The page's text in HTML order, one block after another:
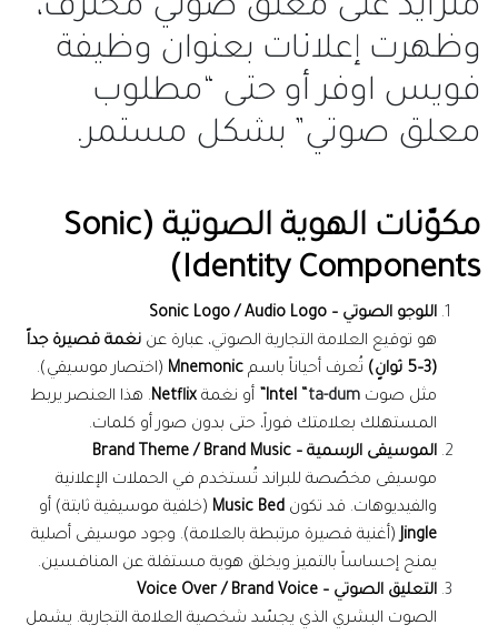
متزايد على معلق صوتي محترف،
وظهرت إعلانات بعنوان وظيفة
فويس اوفر أو حتى “مطلوب
معلق صوتي” بشكل مستمر.
مكوّنات الهوية الصوتية (Sonic
Identity Components)
اللوجو الصوتي – Sonic Logo / Audio Logo
هو توقيع العلامة التجارية الصوتي، عبارة عن نغمة قصيرة جداً
(3–5 ثوانٍ)
تُعرف أحياناً باسم Mnemonic (اختصار موسيقي).
مثل صوت
Intel “ ta-dum أو نغمة Netflix. هذا العنصر يربط
المستهلك بعلامتك فوراً، حتى بدون صور أو كلمات.
الموسيقى الرسمية – Brand Theme / Brand Music
موسيقى مخصّصة للبراند تُستخدم في الحملات الإعلانية
والفيديوهات. قد تكون Music Bed (خلفية موسيقية ثابتة) أو
Jingle(أغنية قصيرة مرتبطة بالعلامة). وجود موسيقى أصلية
يمنح إحساساً بالتميز ويخلق هوية مستقلة عن المنافسين.
التعليق الصوتي – Voice Over / Brand Voice
الصوت البشري الذي يجسّد شخصية العلامة التجارية. يشمل